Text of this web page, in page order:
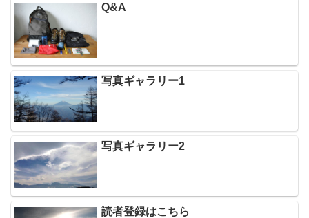
Q&A
写真ギャラリー1
写真ギャラリー2
読者登録はこちら